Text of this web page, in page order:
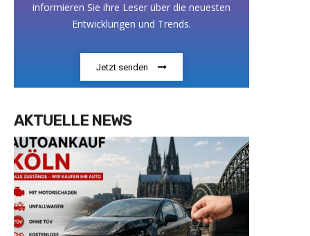
informieren Sie ihre Leser über die neuesten
Entwicklungen und Trends.
Jetzt senden
AKTUELLE NEWS